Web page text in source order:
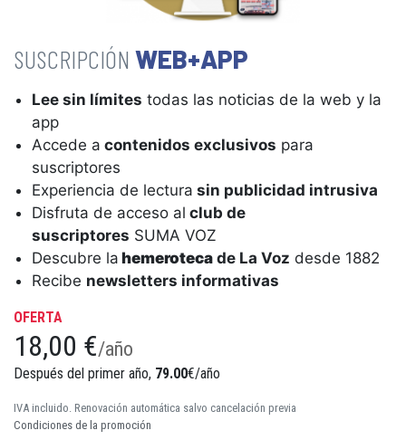
WEB+APP
Lee sin límites todas las noticias de la web y la
app
Accede a contenidos exclusivos para
suscriptores
Experiencia de lectura sin publicidad intrusiva
Disfruta de acceso al club de
suscriptores SUMA VOZ
Descubre la hemeroteca de La Voz desde 1882
Recibe newsletters informativas
OFERTA
18,00 €/año
Después del primer año, 79.00€/año
IVA incluido. Renovación automática salvo cancelación previa
Condiciones de la promoción